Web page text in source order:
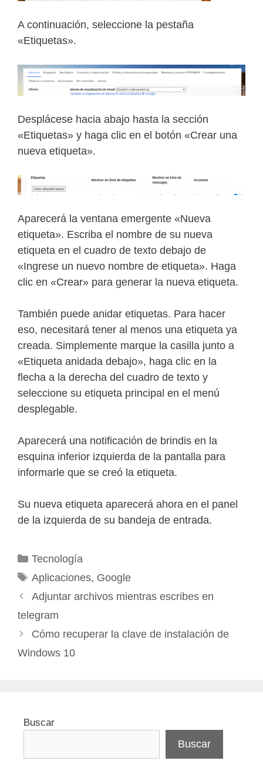
A continuación, seleccione la pestaña
«Etiquetas».
Desplácese hacia abajo hasta la sección
«Etiquetas» y haga clic en el botón «Crear una
nueva etiqueta».
Aparecerá la ventana emergente «Nueva
etiqueta». Escriba el nombre de su nueva
etiqueta en el cuadro de texto debajo de
«Ingrese un nuevo nombre de etiqueta». Haga
clic en «Crear» para generar la nueva etiqueta.
También puede anidar etiquetas. Para hacer
eso, necesitará tener al menos una etiqueta ya
creada. Simplemente marque la casilla junto a
«Etiqueta anidada debajo», haga clic en la
flecha a la derecha del cuadro de texto y
seleccione su etiqueta principal en el menú
desplegable.
Aparecerá una notificación de brindis en la
esquina inferior izquierda de la pantalla para
informarle que se creó la etiqueta.
Su nueva etiqueta aparecerá ahora en el panel
de la izquierda de su bandeja de entrada.
Categorías
Tecnología
Etiquetas
Aplicaciones, Google
Adjuntar archivos mientras escribes en
telegram
Cómo recuperar la clave de instalación de
Windows 10
Buscar
Buscar